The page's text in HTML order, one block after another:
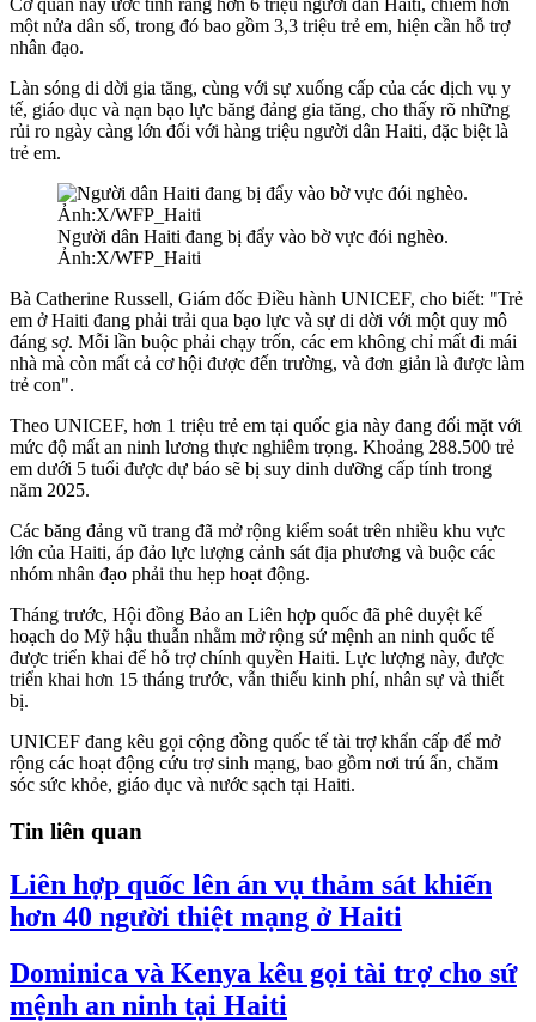
Cơ quan này ước tính rằng hơn 6 triệu người dân Haiti, chiếm hơn
một nửa dân số, trong đó bao gồm 3,3 triệu trẻ em, hiện cần hỗ trợ
nhân đạo.
Làn sóng di dời gia tăng, cùng với sự xuống cấp của các dịch vụ y
tế, giáo dục và nạn bạo lực băng đảng gia tăng, cho thấy rõ những
rủi ro ngày càng lớn đối với hàng triệu người dân Haiti, đặc biệt là
trẻ em.
Người dân Haiti đang bị đẩy vào bờ vực đói nghèo.
Ảnh:X/WFP_Haiti
Bà Catherine Russell, Giám đốc Điều hành UNICEF, cho biết: "Trẻ
em ở Haiti đang phải trải qua bạo lực và sự di dời với một quy mô
đáng sợ. Mỗi lần buộc phải chạy trốn, các em không chỉ mất đi mái
nhà mà còn mất cả cơ hội được đến trường, và đơn giản là được làm
trẻ con".
Theo UNICEF, hơn 1 triệu trẻ em tại quốc gia này đang đối mặt với
mức độ mất an ninh lương thực nghiêm trọng. Khoảng 288.500 trẻ
em dưới 5 tuổi được dự báo sẽ bị suy dinh dưỡng cấp tính trong
năm 2025.
Các băng đảng vũ trang đã mở rộng kiểm soát trên nhiều khu vực
lớn của Haiti, áp đảo lực lượng cảnh sát địa phương và buộc các
nhóm nhân đạo phải thu hẹp hoạt động.
Tháng trước, Hội đồng Bảo an Liên hợp quốc đã phê duyệt kế
hoạch do Mỹ hậu thuẫn nhằm mở rộng sứ mệnh an ninh quốc tế
được triển khai để hỗ trợ chính quyền Haiti. Lực lượng này, được
triển khai hơn 15 tháng trước, vẫn thiếu kinh phí, nhân sự và thiết
bị.
UNICEF đang kêu gọi cộng đồng quốc tế tài trợ khẩn cấp để mở
rộng các hoạt động cứu trợ sinh mạng, bao gồm nơi trú ẩn, chăm
sóc sức khỏe, giáo dục và nước sạch tại Haiti.
Tin liên quan
Liên hợp quốc lên án vụ thảm sát khiến
hơn 40 người thiệt mạng ở Haiti
Dominica và Kenya kêu gọi tài trợ cho sứ
mệnh an ninh tại Haiti